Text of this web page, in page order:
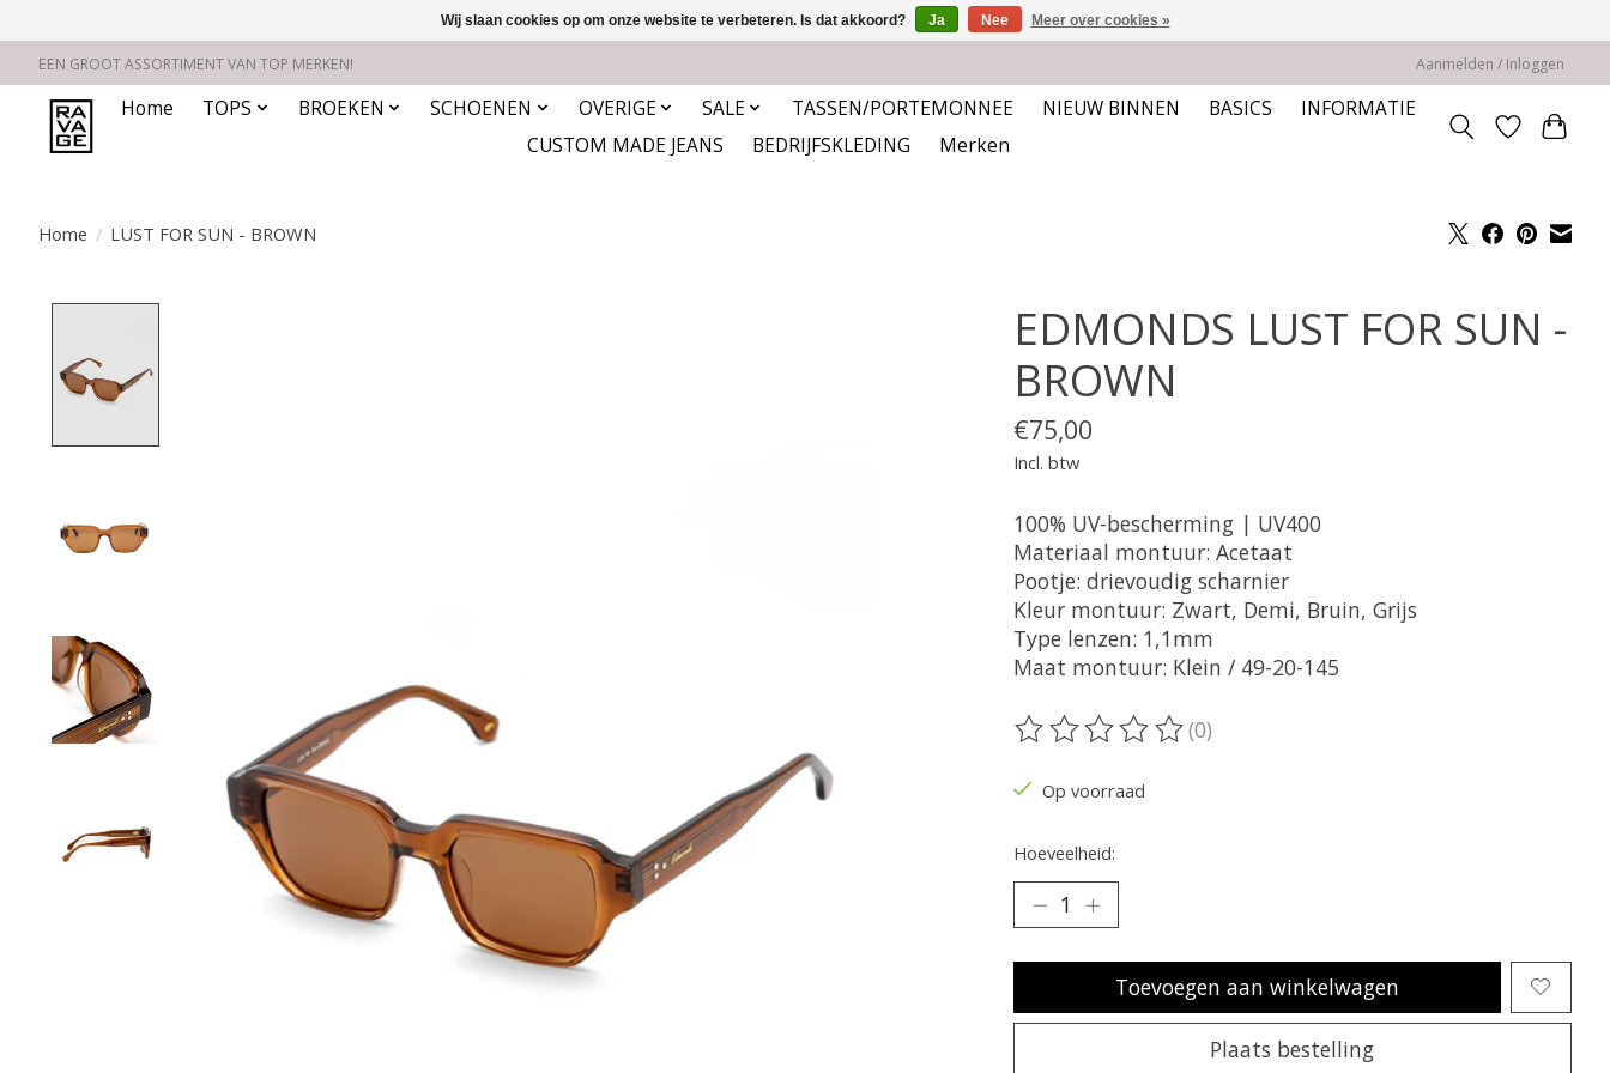
EEN GROOT ASSORTIMENT VAN TOP MERKEN! Aanmelden / Inloggen
Home TOPS BROEKEN SCHOENEN OVERIGE SALE TASSEN/PORTEMONNEE NIEUW BINNEN BASICS
INFORMATIE
CUSTOM MADE JEANS
BEDRIJFSKLEDING Merken
Home / LUST FOR SUN - BROWN
EDMONDS LUST FOR SUN -
BROWN
€75,00
Incl. btw
100% UV-bescherming | UV400
Materiaal montuur: Acetaat
Pootje: drievoudig scharnier
Kleur montuur: Zwart, Demi, Bruin, Grijs
Type lenzen: 1,1mm
Maat montuur: Klein / 49-20-145
De beoordeling van dit product is
(0)
Op voorraad
Hoeveelheid:
Toevoegen aan winkelwagen
Plaats bestelling
Wij slaan cookies op om onze website te verbeteren. Is dat akkoord? Ja Nee Meer over cookies »